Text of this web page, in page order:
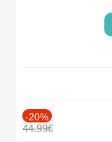
-20%
44.99€